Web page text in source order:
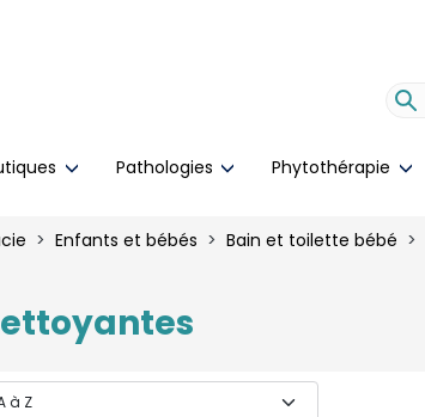
Pathologies Phytothérapie
Enfants et bébés Bain et toilette bébé